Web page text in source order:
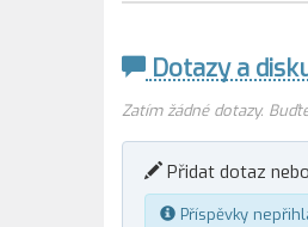
Dotazy a
Zatím žádné dotazy.
Přidat dotaz
Příspěvky